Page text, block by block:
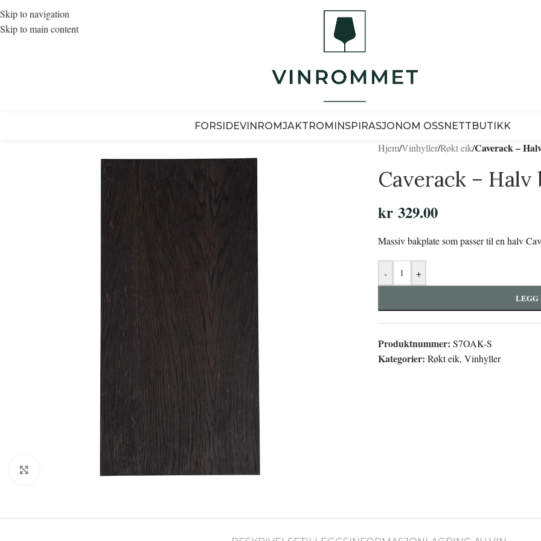
Skip to navigation
Skip to main content
FORSIDEVINROMJAKTROM INSPIRASJONOM OSSNETTBUTIKK
Hjem/Vinhyller/Røkt eik/Caverack –
Caverack – Halv
kr329.00
Massiv bakplate som passer til en halv
- +
LEGG
Produktnummer: S7OAK-S
Kategorier: Røkt eik, Vinhyller